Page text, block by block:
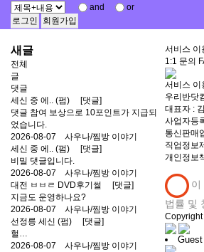
and
or
로그인
회원가입
새글
전체
글
댓글
세신 중 에.. (펌)
[댓글]
댓글 참여 보상으로 10포인트가 지급되
었습니다.
2026-08-07 사우나/찜방 이야기
세신 중 에.. (펌)
[댓글]
비밀 댓글입니다.
2026-08-07 사우나/찜방 이야기
대전 ㅂㅂㄹ DVD후기썰
[댓글]
지금도 운영하나요?
2026-08-07 사우나/찜방 이야기
선정릉 세신 (펌)
[댓글]
헐…
2026-08-07 사우나/찜방 이야기
서비스 이
1:1 문의
서비스 이
우리반닷
대표자 :
사업자등
통신판매
직업정보
개인정보
이
법률 및
Guest